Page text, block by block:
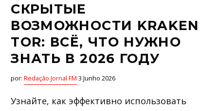
СКРЫТЫЕ
ВОЗМОЖНОСТИ KRAKEN
TOR: ВСЁ, ЧТО НУЖНО
ЗНАТЬ В 2026 ГОДУ
por:Redação Jornal FM 3 Junho 2026
Узнайте, как эффективно использовать